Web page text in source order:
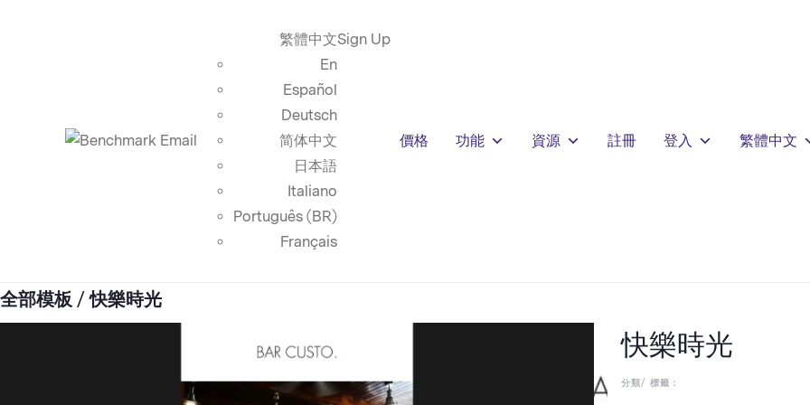
繁體中文
En
Español
Deutsch
简体中文
日本語
Italiano
Português (BR)
Français
Sign Up
價格 功能 資源 註冊 登入 繁體中文
全部模板 / 快樂時光
快樂時光
分類/ 標籤：